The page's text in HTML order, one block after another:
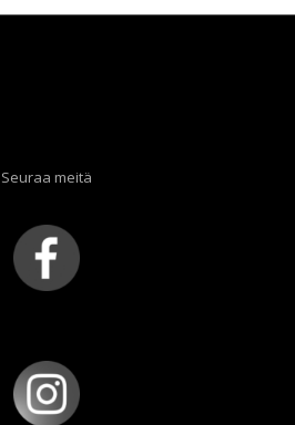
Seuraa meitä